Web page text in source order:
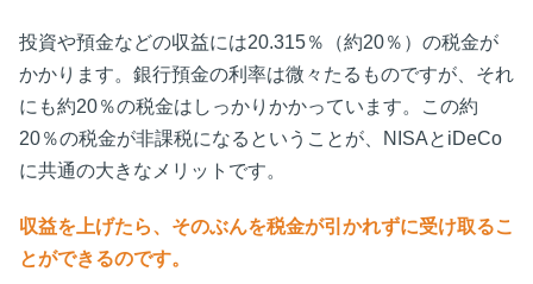
投資や預金などの収益には20.315％（約20％）の税金が
かかります。銀行預金の利率は微々たるものですが、それ
にも約20％の税金はしっかりかかっています。この約
20％の税金が非課税になるということが、NISAとiDeCo
に共通の大きなメリットです。
収益を上げたら、そのぶんを税金が引かれずに受け取るこ
とができるのです。